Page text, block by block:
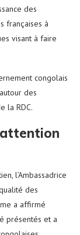
des
françaises à
visant à faire
congolais
des
la RDC.
l’Ambassadrice
des
a affirmé
présentés et a